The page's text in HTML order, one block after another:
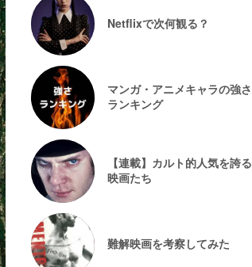
Netflixで次何観る？
マンガ・アニメキャラの強さ
ランキング
【連載】カルト的人気を誇る
映画たち
難解映画を考察してみた